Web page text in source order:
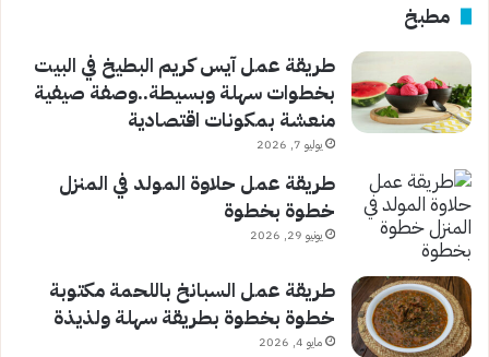
مطبخ
طريقة عمل آيس كريم البطيخ في البيت
بخطوات سهلة وبسيطة..وصفة صيفية
منعشة بمكونات اقتصادية
يوليو 7, 2026
طريقة عمل حلاوة المولد في المنزل
خطوة بخطوة
يونيو 29, 2026
طريقة عمل السبانخ باللحمة مكتوبة
خطوة بخطوة بطريقة سهلة ولذيذة
مايو 4, 2026